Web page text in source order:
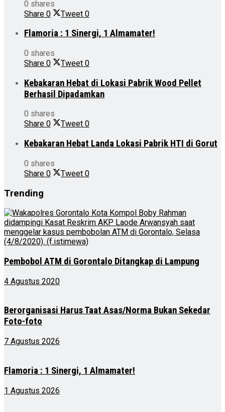
0 shares
Share 0 Tweet 0
Flamoria : 1 Sinergi, 1 Almamater!
0 shares
Share 0 Tweet 0
Kebakaran Hebat di Lokasi Pabrik Wood Pellet
Berhasil Dipadamkan
0 shares
Share 0 Tweet 0
Kebakaran Hebat Landa Lokasi Pabrik HTI di Gorut
0 shares
Share 0 Tweet 0
Trending
Pembobol ATM di Gorontalo Ditangkap di Lampung
4 Agustus 2020
Berorganisasi Harus Taat Asas/Norma Bukan Sekedar
Foto-foto
7 Agustus 2026
Flamoria : 1 Sinergi, 1 Almamater!
1 Agustus 2026